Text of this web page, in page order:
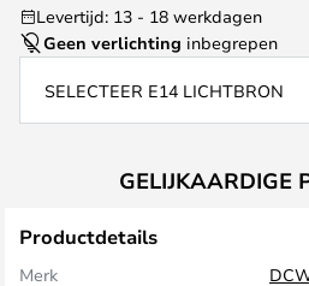
Levertijd: 13 - 18 werkdagen
Geen verlichting inbegrepen
SELECTEER E14 LICHTBRON
GELIJKAARDIGE
Productdetails
Merk